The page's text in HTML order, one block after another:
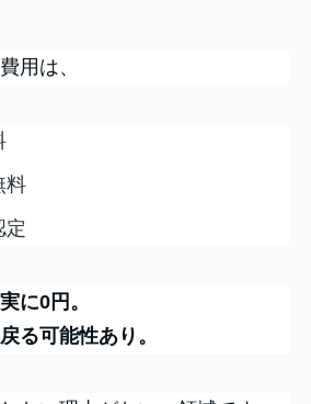
用は、
料
定
に0円。
る可能性あり。